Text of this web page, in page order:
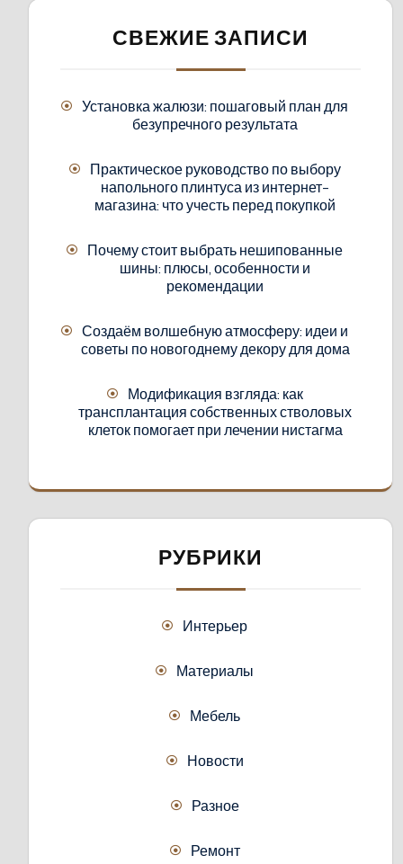
СВЕЖИЕ ЗАПИСИ
Установка жалюзи: пошаговый план для
безупречного результата
Практическое руководство по выбору
напольного плинтуса из интернет-
магазина: что учесть перед покупкой
Почему стоит выбрать нешипованные
шины: плюсы, особенности и
рекомендации
Создаём волшебную атмосферу: идеи и
советы по новогоднему декору для дома
Модификация взгляда: как
трансплантация собственных стволовых
клеток помогает при лечении нистагма
РУБРИКИ
Интерьер
Материалы
Мебель
Новости
Разное
Ремонт